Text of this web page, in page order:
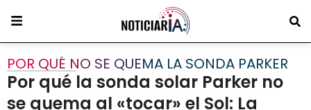
POR QUÉ NO SE QUEMA LA SONDA PARKER
Por qué la sonda solar Parker no
se quema al «tocar» el Sol: La